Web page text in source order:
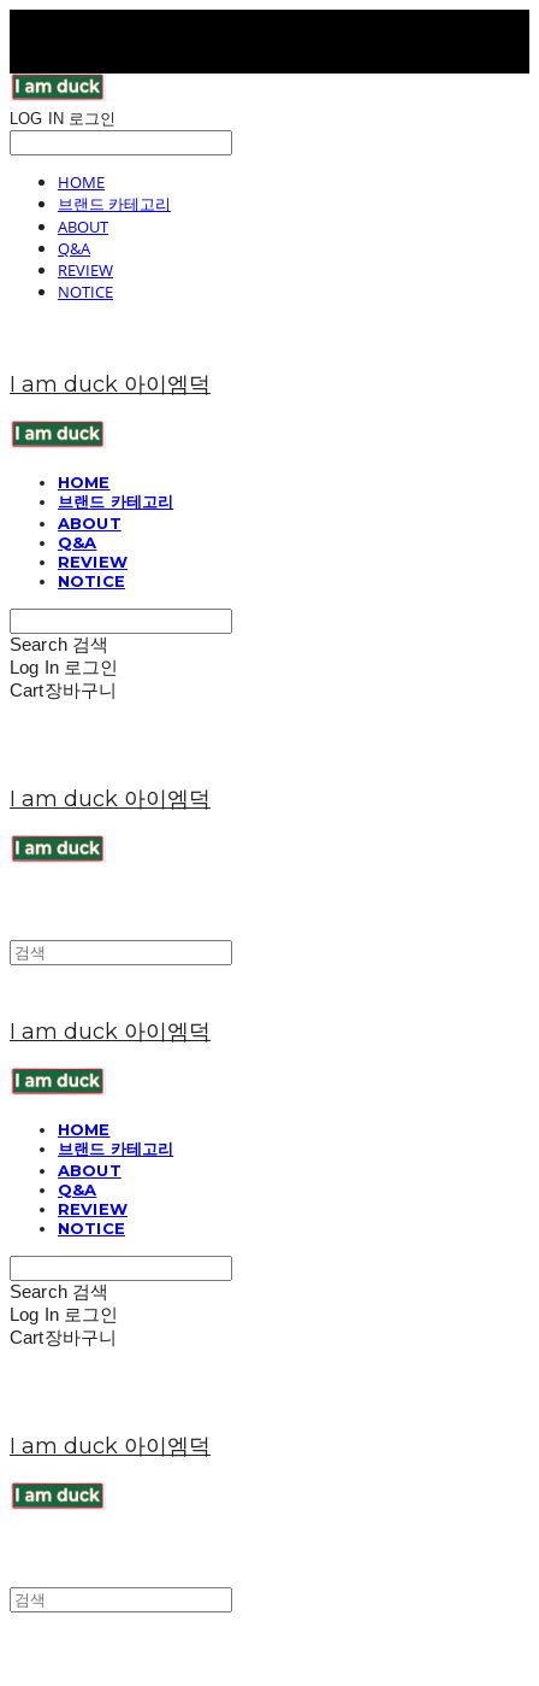
LOG IN 로그인
HOME
브랜드 카테고리
ABOUT
Q&A
REVIEW
NOTICE
I am duck 아이엠덕
HOME
브랜드 카테고리
ABOUT
Q&A
REVIEW
NOTICE
Search 검색
Log In 로그인
Cart장바구니
I am duck 아이엠덕
I am duck 아이엠덕
HOME
브랜드 카테고리
ABOUT
Q&A
REVIEW
NOTICE
Search 검색
Log In 로그인
Cart장바구니
I am duck 아이엠덕